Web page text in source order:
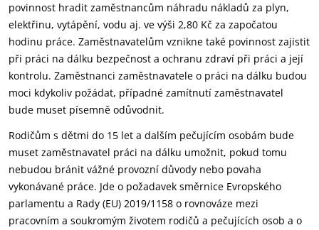
povinnost hradit zaměstnancům náhradu nákladů za plyn,
elektřinu, vytápění, vodu aj. ve výši 2,80 Kč za započatou
hodinu práce. Zaměstnavatelům vznikne také povinnost zajistit
při práci na dálku bezpečnost a ochranu zdraví při práci a její
kontrolu. Zaměstnanci zaměstnavatele o práci na dálku budou
moci kdykoliv požádat, případné zamítnutí zaměstnavatel
bude muset písemně odůvodnit.
Rodičům s dětmi do 15 let a dalším pečujícím osobám bude
muset zaměstnavatel práci na dálku umožnit, pokud tomu
nebudou bránit vážné provozní důvody nebo povaha
vykonávané práce. Jde o požadavek směrnice Evropského
parlamentu a Rady (EU) 2019/1158 o rovnováze mezi
pracovním a soukromým životem rodičů a pečujících osob a o